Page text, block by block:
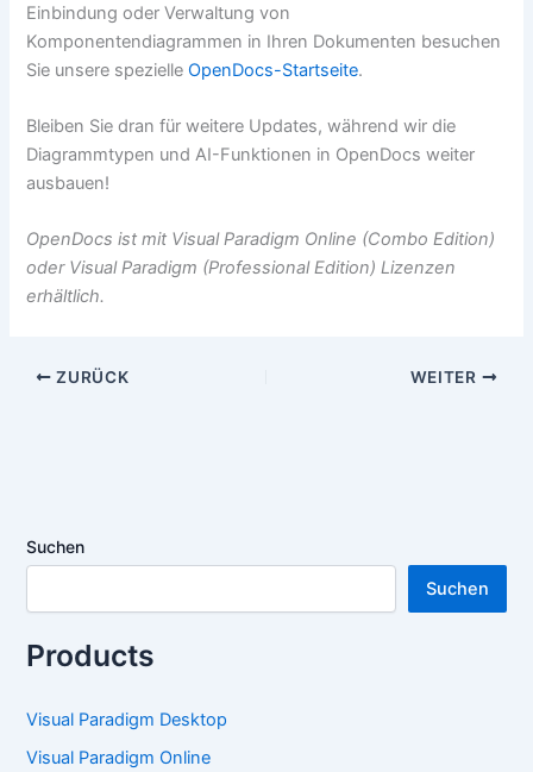
Einbindung oder Verwaltung von
Komponentendiagrammen in Ihren Dokumenten besuchen
Sie unsere spezielleOpenDocs-Startseite.
Bleiben Sie dran für weitere Updates, während wir die
Diagrammtypen und AI-Funktionen in OpenDocs weiter
ausbauen!
OpenDocs ist mit Visual Paradigm Online (Combo Edition)
oder Visual Paradigm (Professional Edition) Lizenzen
erhältlich.
ZURÜCK WEITER
Suchen
Suchen
Products
Visual Paradigm Desktop
Visual Paradigm Online